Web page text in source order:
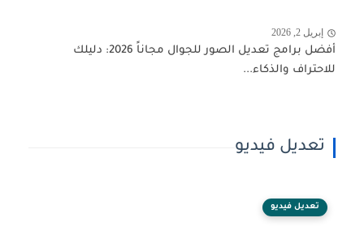
إبريل 2, 2026
أفضل برامج تعديل الصور للجوال مجاناً 2026: دليلك
للاحتراف والذكاء...
تعديل فيديو
تعديل فيديو